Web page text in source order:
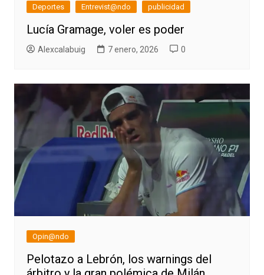
Deportes Entrevist@ndo publicidad
Lucía Gramage, voler es poder
Alexcalabuig 7 enero, 2026 0
Opin@ndo
Pelotazo a Lebrón, los warnings del